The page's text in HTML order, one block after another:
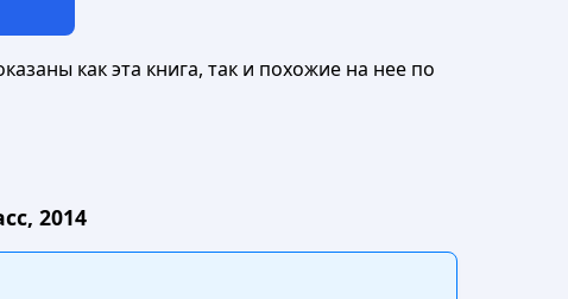
как эта книга, так и похожие на нее по
2014